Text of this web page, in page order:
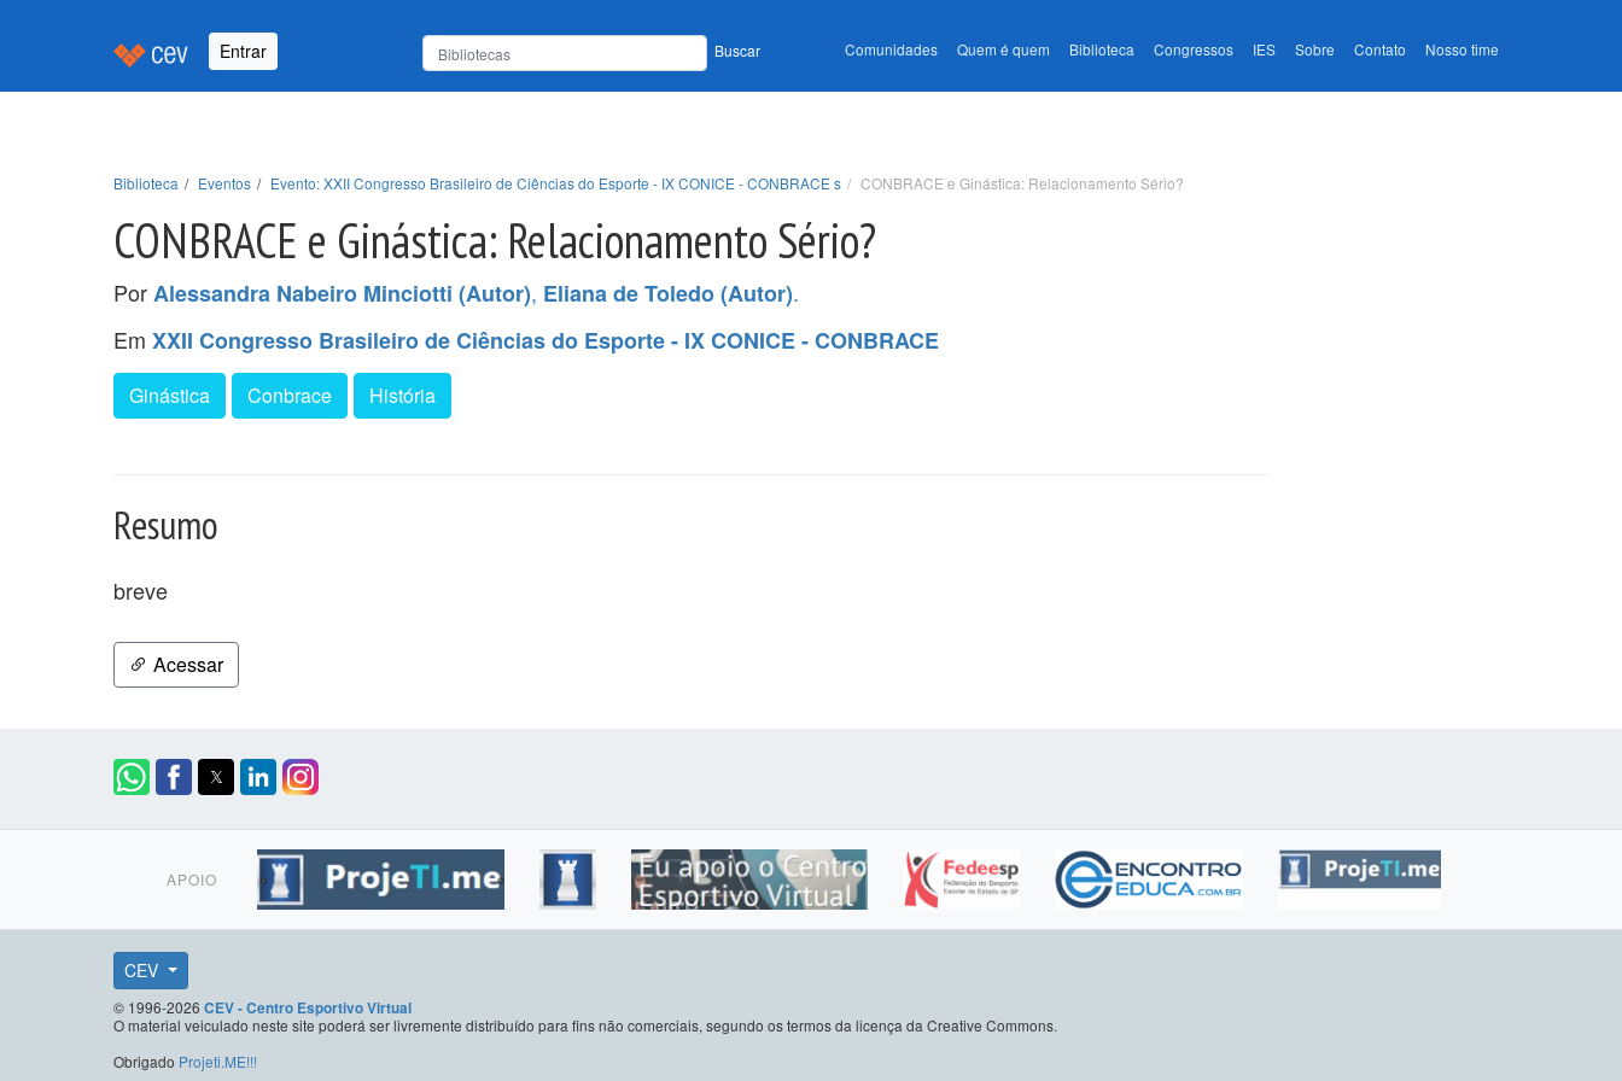
Entrar Buscar Comunidades Quem é quem Biblioteca Congressos IES Sobre Contato Nosso time
Biblioteca Eventos Evento: XXII Congresso Brasileiro de Ciências do Esporte - IX CONICE - CONBRACE s CONBRACE e Ginástica: Relacionamento Sério?
CONBRACE e Ginástica: Relacionamento Sério?
PorAlessandra Nabeiro Minciotti (Autor), Eliana de Toledo (Autor).
Em XXII Congresso Brasileiro de Ciências do Esporte - IX CONICE - CONBRACE
Ginástica Conbrace História
Resumo
breve
Acessar
APOIO
CEV
© 1996-2026 CEV - Centro Esportivo Virtual
O material veiculado neste site poderá ser livremente distribuído para fins não comerciais, segundo os termos da licença da Creative Commons.
Obrigado Projeti.ME!!!